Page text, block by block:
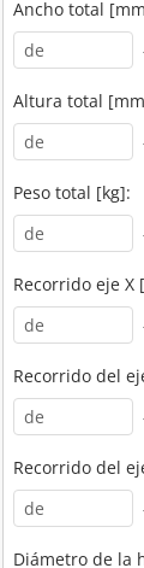
Ancho total
Altura total
Peso total [kg]:
Recorrido eje X
Recorrido del
Recorrido del
Diámetro de la